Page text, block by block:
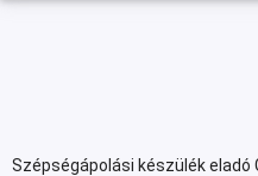
Szépségápolási készülék eladó